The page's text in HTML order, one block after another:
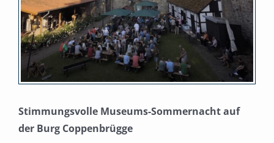
Stimmungsvolle Museums-Sommernacht auf
der Burg Coppenbrügge